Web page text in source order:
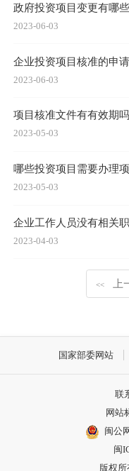
政府投资项目变更有哪
2023-06-03
企业投资项目核准的申
2023-06-03
项目核准文件有有效期
2023-05-03
哪些投资项目需要办理
2023-05-03
企业工作人员没有相关
2023-04-03
<< 上
国家部委网站
联
网站
闽公
闽
版权